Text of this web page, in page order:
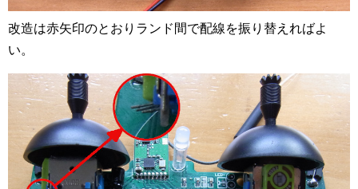
改造は赤矢印のとおりランド間で配線を振り替えればよ
い。